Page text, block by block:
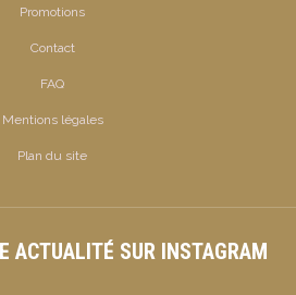
Promotions
Contact
FAQ
Mentions légales
Plan du site
ACTUALITÉ SUR INSTAGRAM